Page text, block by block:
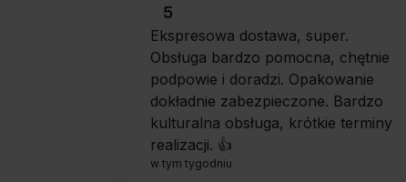
5
Ekspresowa dostawa, super.
Obsługa bardzo pomocna, chętnie
podpowie i doradzi. Opakowanie
dokładnie zabezpieczone. Bardzo
kulturalna obsługa, krótkie terminy
realizacji. 👍️
w tym tygodniu